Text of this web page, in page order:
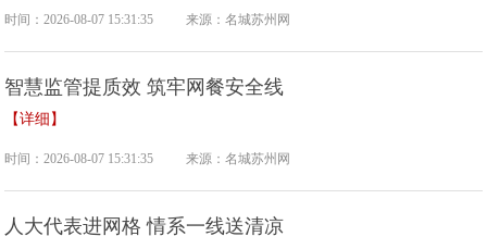
时间：2026-08-07 15:31:35 来源：名城苏州网
智慧监管提质效 筑牢网餐安全线
【详细】
时间：2026-08-07 15:31:35 来源：名城苏州网
人大代表进网格 情系一线送清凉